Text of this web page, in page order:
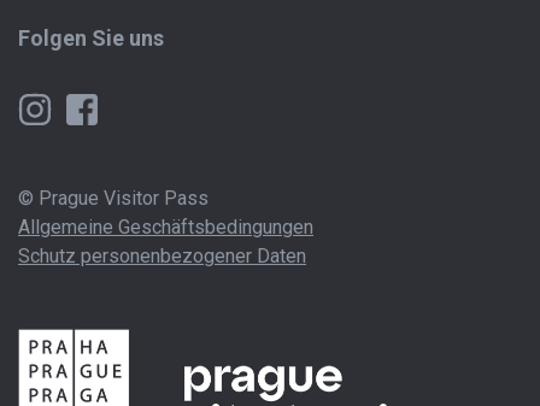
Folgen Sie uns
© Prague Visitor Pass
Allgemeine Geschäftsbedingungen
Schutz personenbezogener Daten